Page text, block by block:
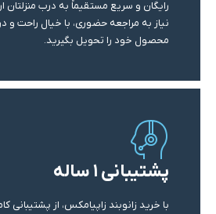
رایگان و سریع مستقیماً به درب
نیاز به مراجعه حضوری، با خیال راحت و
محصول خود را تحویل بگیرید.
پشتیبانی ۱ ساله
با خرید زانوبند زاپیامکس، از پشتیبانی